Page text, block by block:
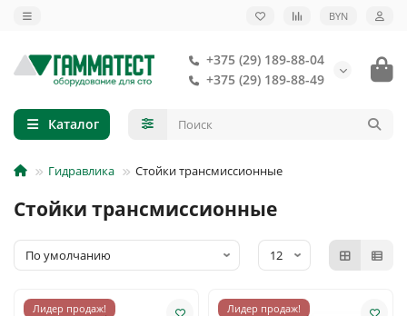
BYN
+375 (29) 189-88-04
+375 (29) 189-88-49
Каталог
Гидравлика Стойки трансмиссионные
Стойки трансмиссионные
Лидер продаж! Лидер продаж!